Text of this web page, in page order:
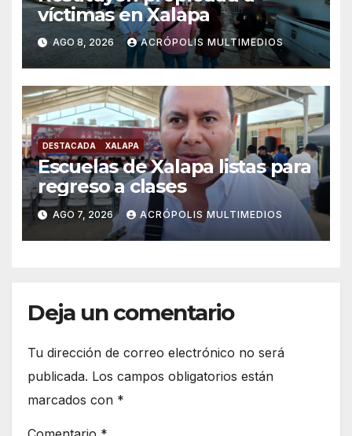
víctimas en Xalapa
AGO 8, 2026 ACRÓPOLIS MULTIMEDIOS
DESTACADA XALAPA
Escuelas de Xalapa listas para
regreso a clases
AGO 7, 2026 ACRÓPOLIS MULTIMEDIOS
Deja un comentario
Tu dirección de correo electrónico no será
publicada. Los campos obligatorios están
marcados con *